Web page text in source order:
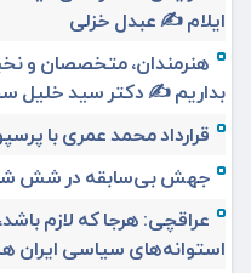
ایلام ✍️ عبدل خزلی
هنرمندان، متخصصان و
بداریم ✍️ دکتر سید خلیل
قرارداد محمد عمری با
جهش بی‌سابقه در شش
عراقچی: هرجا که لازم
استوانه‌های سیاسی ایران